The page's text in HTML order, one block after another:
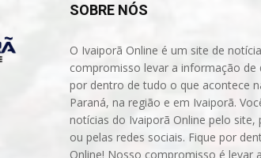
SOBRE NÓS
O Ivaiporã Online é um site de
compromisso levar a informação de
por dentro de tudo o que acontece
Paraná, na região e em Ivaiporã.
notícias do Ivaiporã Online pelo site,
ou pelas redes sociais. Fique por
Online! Nosso compromisso é levar